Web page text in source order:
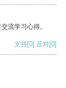
流学习心得。
支持[0] 反对[0]